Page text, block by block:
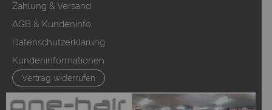
Zahlung & Versand
AGB & Kundeninfo
Datenschutzerklärung
Kundeninformationen
Vertrag widerrufen